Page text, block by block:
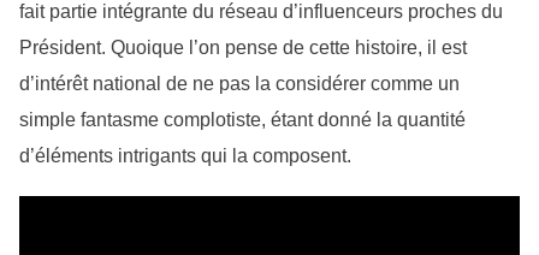
fait partie intégrante du réseau d’influenceurs proches du
Président. Quoique l’on pense de cette histoire, il est
d’intérêt national de ne pas la considérer comme un
simple fantasme complotiste, étant donné la quantité
d’éléments intrigants qui la composent.